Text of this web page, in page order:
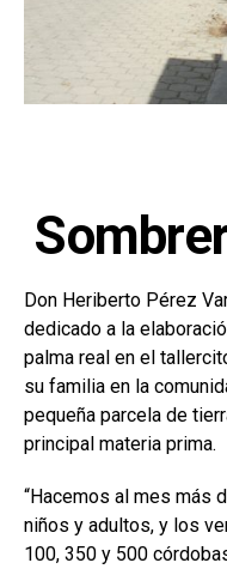
Don Heriberto Pérez
dedicado a la
palma real en el
su familia en la
pequeña parcela de
principal materia prima.
“Hacemos al mes más
niños y adultos, y los
100, 350 y 500